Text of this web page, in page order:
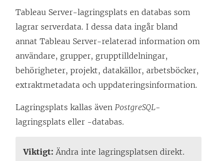
Tableau Server-lagringsplats en databas som
lagrar serverdata. I dessa data ingår bland
annat Tableau Server-relaterad information om
användare, grupper, grupptilldelningar,
behörigheter, projekt, datakällor, arbetsböcker,
extraktmetadata och uppdateringsinformation.
Lagringsplats kallas även PostgreSQL-
lagringsplats eller -databas.
Viktigt: Ändra inte lagringsplatsen direkt.